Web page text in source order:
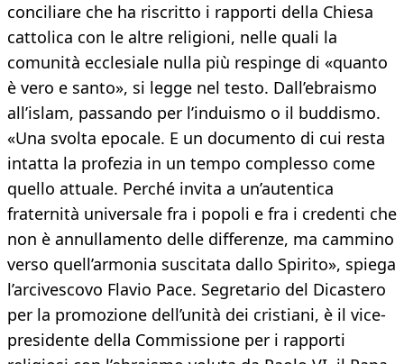
conciliare che ha riscritto i rapporti della Chiesa
cattolica con le altre religioni, nelle quali la
comunità ecclesiale nulla più respinge di «quanto
è vero e santo», si legge nel testo. Dall’ebraismo
all’islam, passando per l’induismo o il buddismo.
«Una svolta epocale. E un documento di cui resta
intatta la profezia in un tempo complesso come
quello attuale. Perché invita a un’autentica
fraternità universale fra i popoli e fra i credenti che
non è annullamento delle differenze, ma cammino
verso quell’armonia suscitata dallo Spirito», spiega
l’arcivescovo Flavio Pace. Segretario del Dicastero
per la promozione dell’unità dei cristiani, è il vice-
presidente della Commissione per i rapporti